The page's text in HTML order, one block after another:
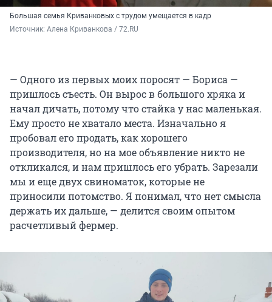
Большая семья Криванковых с трудом умещается в кадр
Источник: Алена Криванкова / 72.RU
— Одного из первых моих поросят — Бориса —
пришлось съесть. Он вырос в большого хряка и
начал дичать, потому что стайка у нас маленькая.
Ему просто не хватало места. Изначально я
пробовал его продать, как хорошего
производителя, но на мое объявление никто не
откликался, и нам пришлось его убрать. Зарезали
мы и еще двух свиноматок, которые не
приносили потомство. Я понимал, что нет смысла
держать их дальше, — делится своим опытом
расчетливый фермер.